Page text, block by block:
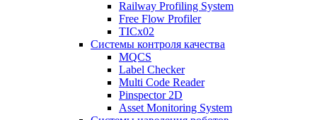
Railway Profiling System
Free Flow Profiler
TICx02
Системы контроля качества
MQCS
Label Checker
Multi Code Reader
Pinspector 2D
Asset Monitoring System